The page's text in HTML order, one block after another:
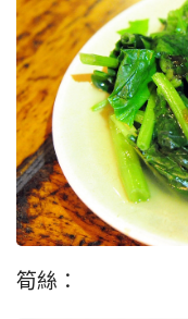
筍絲：